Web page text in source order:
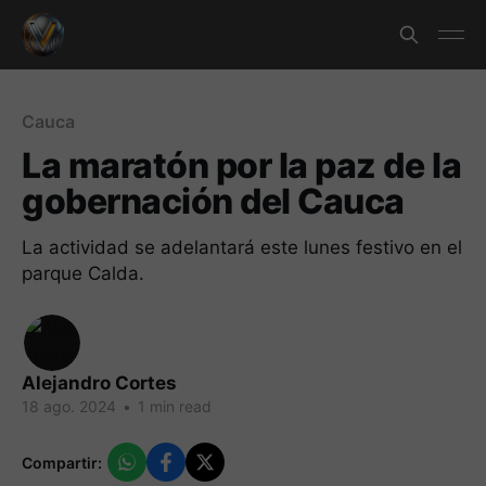
Cauca
La maratón por la paz de la
gobernación del Cauca
La actividad se adelantará este lunes festivo en el
parque Calda.
Alejandro Cortes
18 ago. 2024 • 1 min read
Compartir: